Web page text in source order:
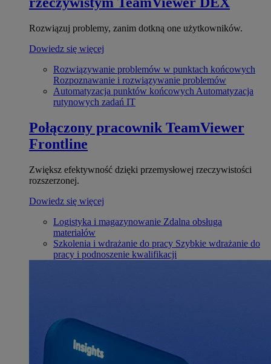
Rozwiązuj problemy, zanim dotkną one użytkowników.
Dowiedz się więcej
Rozwiązywanie problemów w punktach końcowych
Rozpoznawanie i rozwiązywanie problemów
Automatyzacja punktów końcowych Automatyzacja
rutynowych zadań IT
Połączony pracownik TeamViewer
Frontline
Zwiększ efektywność dzięki przemysłowej rzeczywistości
rozszerzonej.
Dowiedz się więcej
Logistyka i magazynowanie Zdalna obsługa
materiałów
Szkolenia i wdrażanie do pracy Szybkie wdrażanie do
pracy i podnoszenie kwalifikacji